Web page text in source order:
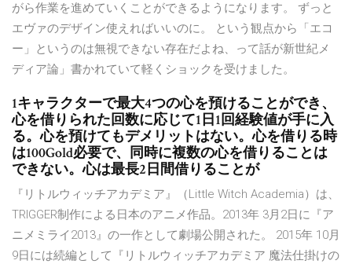
がら作業を進めていくことができるようになります。 ずっと
エヴァのデザイン使えればいいのに。 という観点から「エコ
ー」というのは無視できない存在だよね、って話が新世紀メ
ディア論」書かれていて軽くショックを受けました。
1キャラクターで最大4つの心を預けることができ、
心を借りられた回数に応じて1日1回経験値が手に入
る。心を預けてもデメリットはない。心を借りる時
は100Gold必要で、同時に複数の心を借りることは
できない。心は最長2日間借りることが
『リトルウィッチアカデミア』（Little Witch Academia）は、
TRIGGER制作による日本のアニメ作品。2013年 3月2日に『ア
ニメミライ2013』の一作として劇場公開された。 2015年 10月
9日には続編として『リトルウィッチアカデミア 魔法仕掛けの